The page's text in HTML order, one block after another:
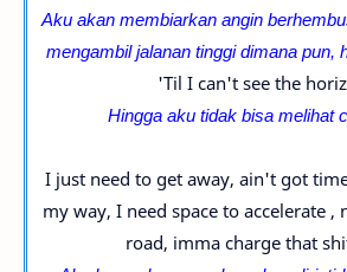
Aku akan membiarkan angin
mengambil jalanan tinggi dimana pun,
'Til I can't see the
Hingga aku tidak bisa melihat
I just need to get away, ain't got
my way, I need space to accelerate ,
road, imma charge that